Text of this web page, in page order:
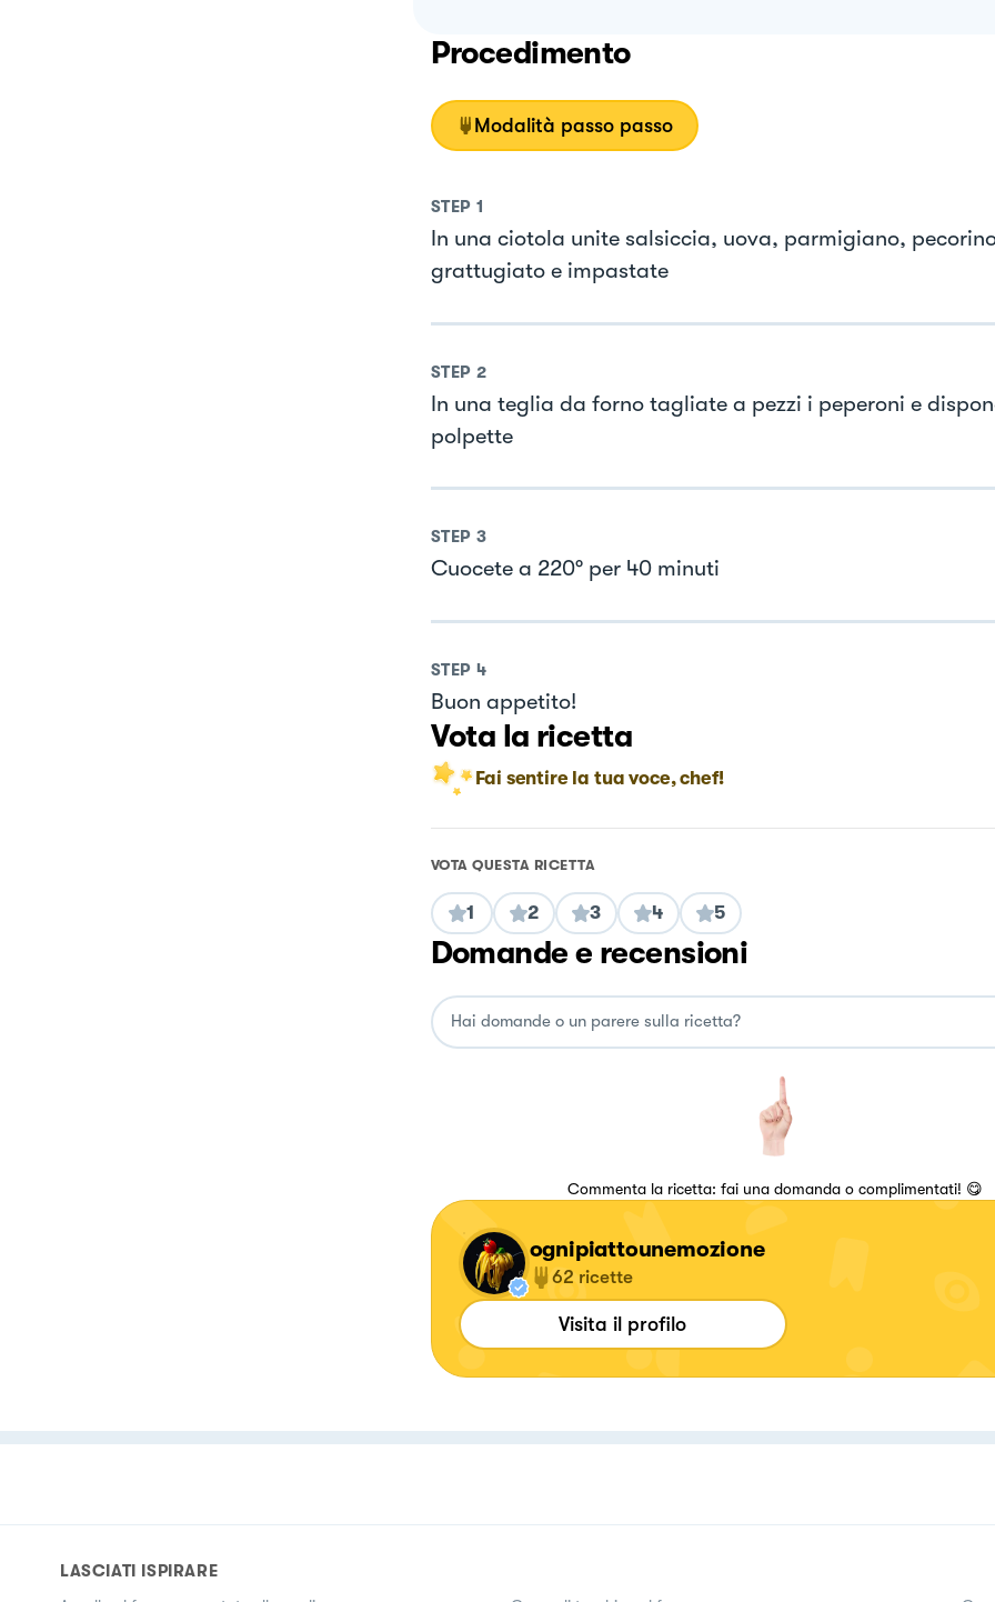
Procedimento
Modalità passo passo
STEP 1
In una ciotola unite salsiccia, uova, parmigiano,
grattugiato e impastate
STEP 2
In una teglia da forno tagliate a pezzi i peperoni e
polpette
STEP 3
Cuocete a 220° per 40 minuti
STEP 4
Buon appetito!
Vota la ricetta
Fai sentire la tua voce, chef!
VOTA QUESTA RICETTA
1 2 3 4 5
Domande e recensioni
Commenta la ricetta: fai una domanda o complimentati! 😋
ognipiattounemozione
62 ricette
Visita il profilo
LASCIATI ISPIRARE